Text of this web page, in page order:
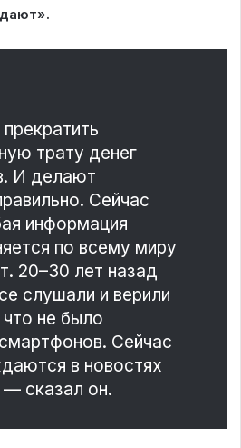
трату денег
И делают
Сейчас
информация
по всему миру
20–30 лет назад
слушали и верили
не было
Сейчас
в новостях
— сказал он.